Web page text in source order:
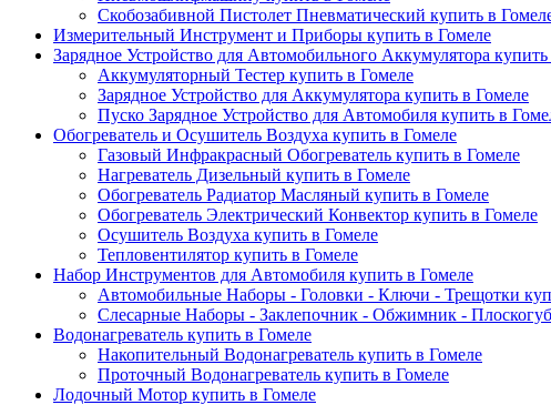
Скобозабивной Пистолет Пневматический купить в
Измерительный Инструмент и Приборы купить в Гомеле
Зарядное Устройство для Автомобильного Аккумулятора
Аккумуляторный Тестер купить в Гомеле
Зарядное Устройство для Аккумулятора купить в Гомеле
Пуско Зарядное Устройство для Автомобиля купить в
Обогреватель и Осушитель Воздуха купить в Гомеле
Газовый Инфракрасный Обогреватель купить в Гомеле
Нагреватель Дизельный купить в Гомеле
Обогреватель Радиатор Масляный купить в Гомеле
Обогреватель Электрический Конвектор купить в Гомеле
Осушитель Воздуха купить в Гомеле
Тепловентилятор купить в Гомеле
Набор Инструментов для Автомобиля купить в Гомеле
Автомобильные Наборы - Головки - Ключи - Трещотки
Слесарные Наборы - Заклепочник - Обжимник -
Водонагреватель купить в Гомеле
Накопительный Водонагреватель купить в Гомеле
Проточный Водонагреватель купить в Гомеле
Лодочный Мотор купить в Гомеле